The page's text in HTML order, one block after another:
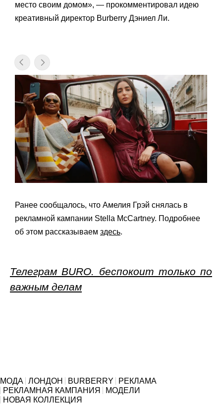
место своим домом», — прокомментировал идею
креативный директор Burberry Дэниел Ли.
Ранее сообщалось, что Амелия Грэй снялась в
рекламной кампании Stella McCartney. Подробнее
об этом рассказываем здесь.
Телеграм BURO. беспокоит только по
важным делам
МОДА ЛОНДОН BURBERRY
РЕКЛАМА
РЕКЛАМНАЯ КАМПАНИЯ
МОДЕЛИ
НОВАЯ КОЛЛЕКЦИЯ